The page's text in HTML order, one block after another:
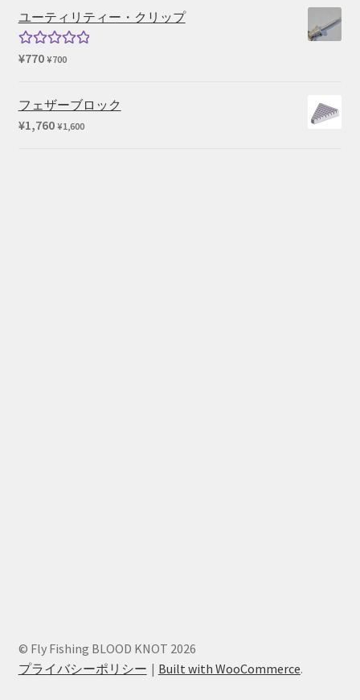
価
格
し
た。
で
ユーティリティー・クリップ
5段階中
¥770 ¥700
フェザーブロック
¥1,760 ¥1,600
© Fly Fishing BLOOD KNOT 2026
プライバシーポリシー
Built with WooCommerce.